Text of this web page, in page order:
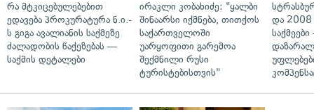
რა მტკიცებულებებით
ედავება პროკურატურა ნ.ი.-
ს გიგა ავალიანის საქმეზე
ძალადობის წაქეზებას —
საქმის დეტალები
ირაკლი კობახიძე: "ყალბი
შინაარსი იქმნება, თითქოს
საქართველოში
უარყოფითი გარემოა
შექმნილი რუსი
ტურისტებისთვის"
და 2008